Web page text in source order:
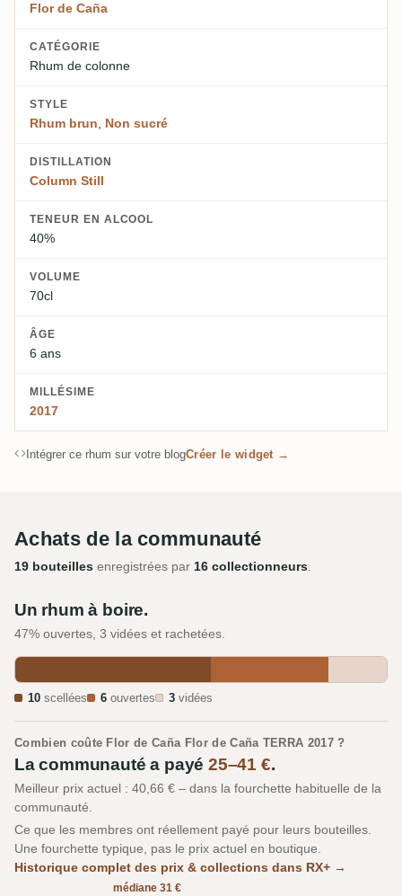
Flor de Caña
CATÉGORIE
Rhum de colonne
STYLE
Rhum brun, Non sucré
DISTILLATION
Column Still
TENEUR EN ALCOOL
40%
VOLUME
70cl
ÂGE
6 ans
MILLÉSIME
2017
Intégrer ce rhum sur votre blogCréer le widget →
Achats de la communauté
19 bouteilles enregistrées par 16 collectionneurs.
Un rhum à boire.
47% ouvertes, 3 vidées et rachetées.
10 scellées 6 ouvertes 3 vidées
Combien coûte Flor de Caña Flor de Caña TERRA 2017 ?
La communauté a payé25–41 €.
Meilleur prix actuel : 40,66 € – dans la fourchette habituelle de la
communauté.
Ce que les membres ont réellement payé pour leurs bouteilles.
Une fourchette typique, pas le prix actuel en boutique.
Historique complet des prix & collections dans RX+ →
médiane 31 €